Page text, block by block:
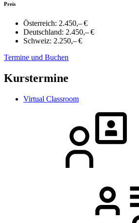
Preis
Österreich: 2.450,– €
Deutschland: 2.450,– €
Schweiz: 2.250,– €
Termine und Buchen
Kurstermine
Virtual Classroom